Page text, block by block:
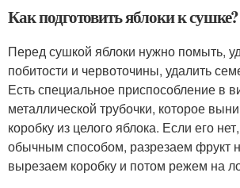
Как подготовить яблоки к сушке?
Перед сушкой яблоки нужно помыть,
побитости и червоточины, удалить
Есть специальное приспособление в
металлической трубочки, которое
коробку из целого яблока. Если его
обычным способом, разрезаем фрукт
вырезаем коробку и потом режем на